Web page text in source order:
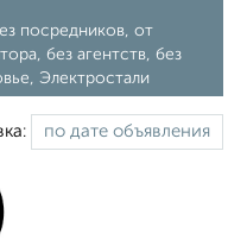
посредников, от
без агентств, без
Электростали